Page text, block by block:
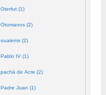
Oterfut (1)
Otomanos (2)
oualems (2)
Pablo IV (1)
pachá de Acre (2)
Padre Juan (1)